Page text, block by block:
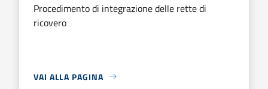
Procedimento di integrazione delle rette di
ricovero
VAI ALLA PAGINA